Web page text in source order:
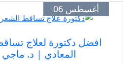
أغسطس 06
افضل دكتورة لعلاج
المعادي | د.